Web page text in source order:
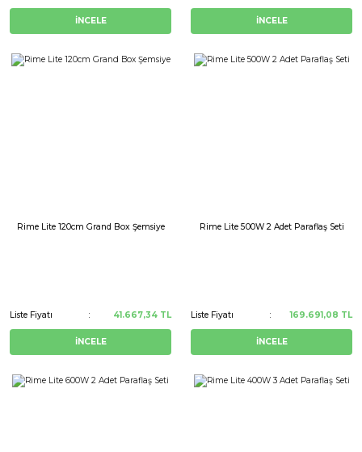
İNCELE İNCELE
Rime Lite 120cm Grand Box Şemsiye
Liste Fiyatı 41.667,34 TL
İNCELE
Rime Lite 500W 2 Adet Paraflaş Seti
Liste Fiyatı 169.691,08 TL
İNCELE